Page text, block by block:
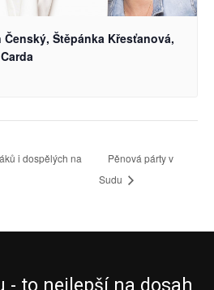
Štěpánka Křesťanová,
i dospělých na
Pěnová párty v
Sudu
- to nejlepší na dosah